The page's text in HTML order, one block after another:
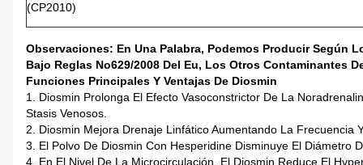
(CP2010)
Observaciones: En Una Palabra, Podemos Producir Según
Bajo Reglas No629/2008 Del Eu, Los Otros Contaminantes
Funciones Principales Y Ventajas De Diosmin
1. Diosmin Prolonga El Efecto Vasoconstrictor De La
Stasis Venosos.
2. Diosmin Mejora Drenaje Linfático Aumentando La
3. El Polvo De Diosmin Con Hesperidine Disminuye El Diámetro
4. En El Nivel De La Microcirculación, El Diosmin Reduce El